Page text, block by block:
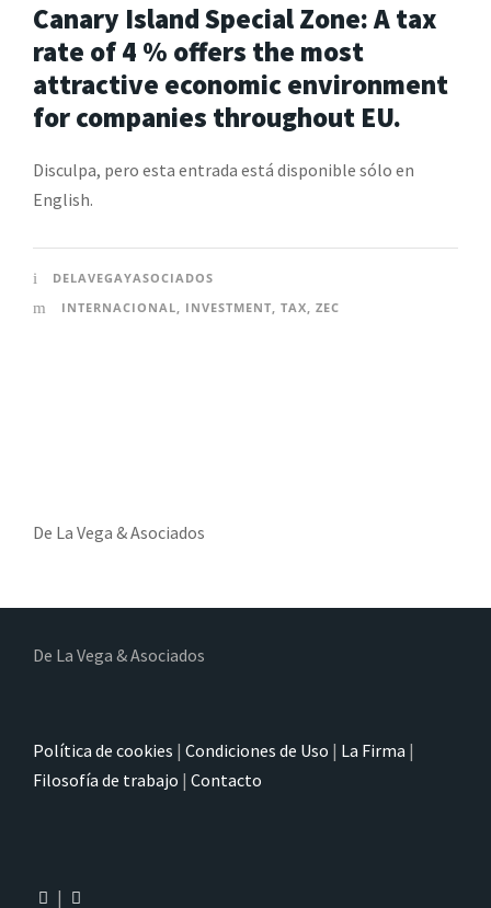
Canary Island Special Zone: A tax
rate of 4 % offers the most
attractive economic environment
for companies throughout EU.
Disculpa, pero esta entrada está disponible sólo en
English.
DELAVEGAYASOCIADOS
INTERNACIONAL, INVESTMENT, TAX, ZEC
De La Vega & Asociados
De La Vega & Asociados
Política de cookies | Condiciones de Uso | La Firma |
Filosofía de trabajo | Contacto
|